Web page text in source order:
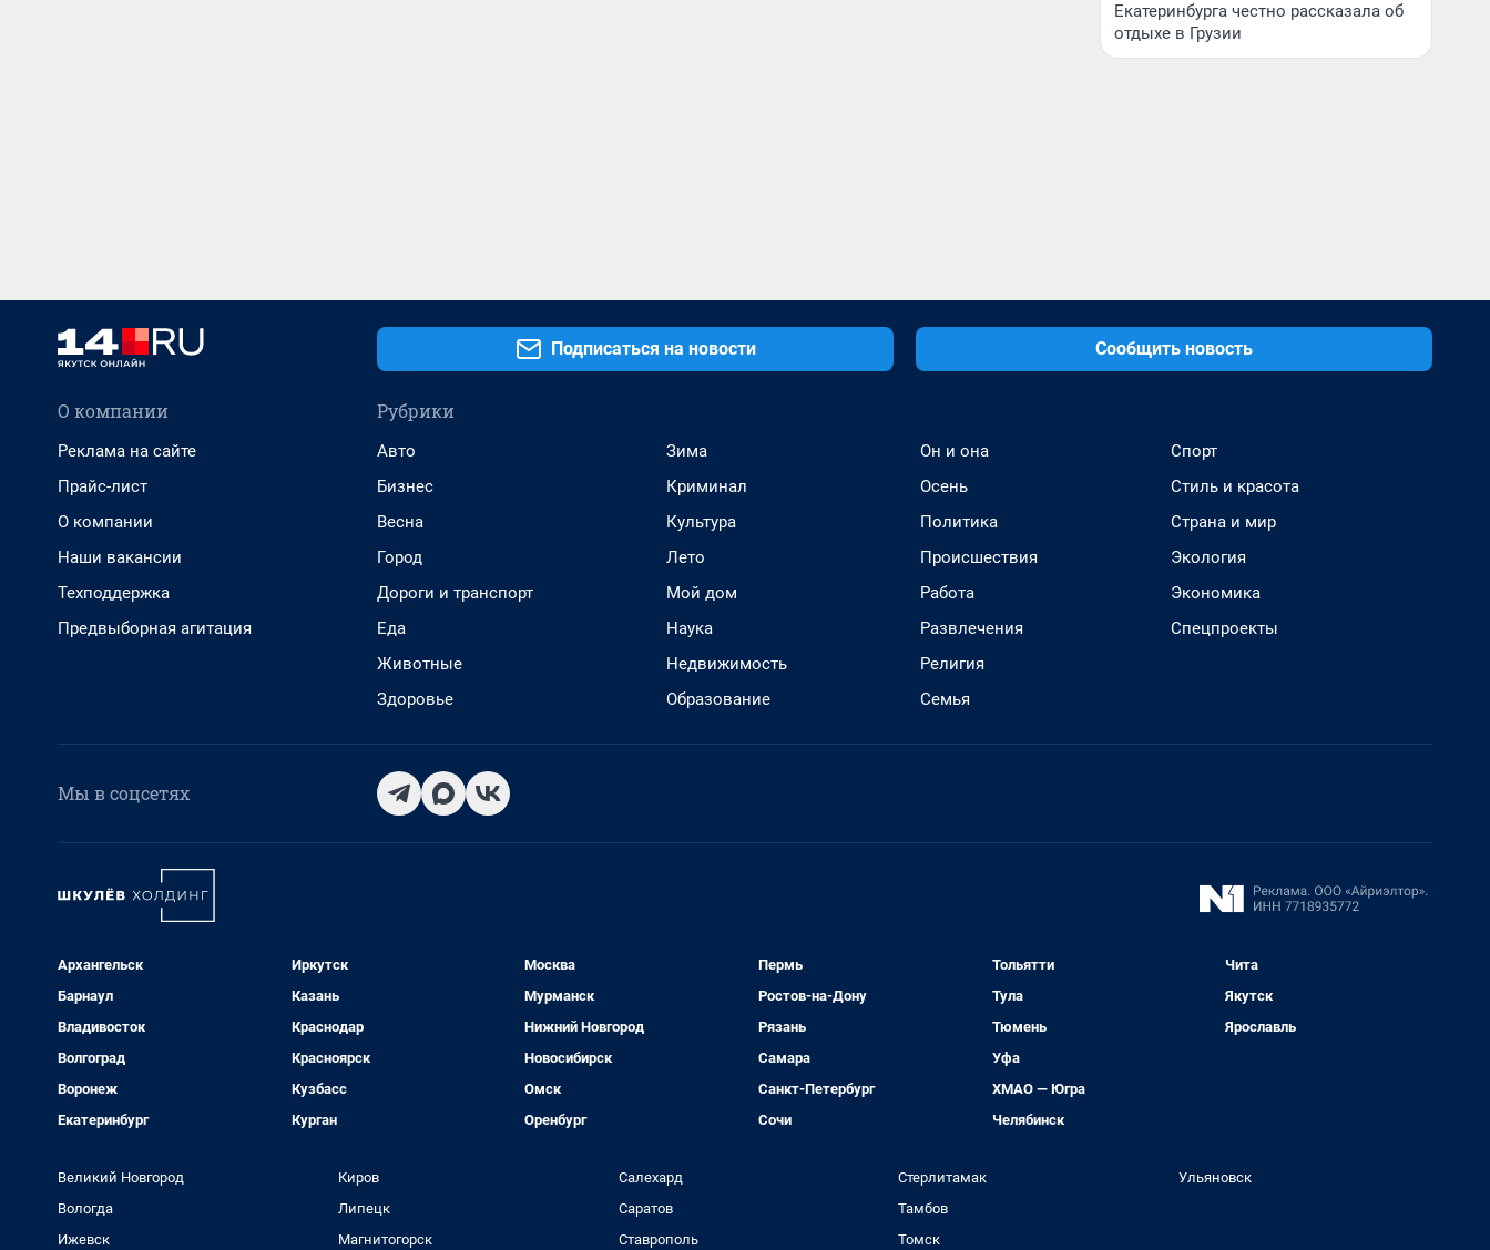
Екатеринбурга честно рассказала об
отдыхе в Грузии
Подписаться на новости Сообщить новость
О компании
Реклама на сайте
Прайс-лист
О компании
Наши вакансии
Техподдержка
Предвыборная агитация
Рубрики
Авто
Бизнес
Весна
Город
Дороги и транспорт
Еда
Животные
Здоровье
Зима
Криминал
Культура
Лето
Мой дом
Наука
Недвижимость
Образование
Он и она
Осень
Политика
Происшествия
Работа
Развлечения
Религия
Семья
Спорт
Стиль и красота
Страна и мир
Экология
Экономика
Спецпроекты
Мы в соцсетях
Архангельск
Барнаул
Владивосток
Волгоград
Воронеж
Екатеринбург
Иркутск
Казань
Краснодар
Красноярск
Кузбасс
Курган
Москва
Мурманск
Нижний Новгород
Новосибирск
Омск
Оренбург
Пермь
Ростов-на-Дону
Рязань
Самара
Санкт-Петербург
Сочи
Тольятти
Тула
Тюмень
Уфа
ХМАО — Югра
Челябинск
Чита
Якутск
Ярославль
Великий Новгород
Вологда
Ижевск
Киров
Липецк
Магнитогорск
Салехард
Саратов
Ставрополь
Стерлитамак
Тамбов
Томск
Ульяновск